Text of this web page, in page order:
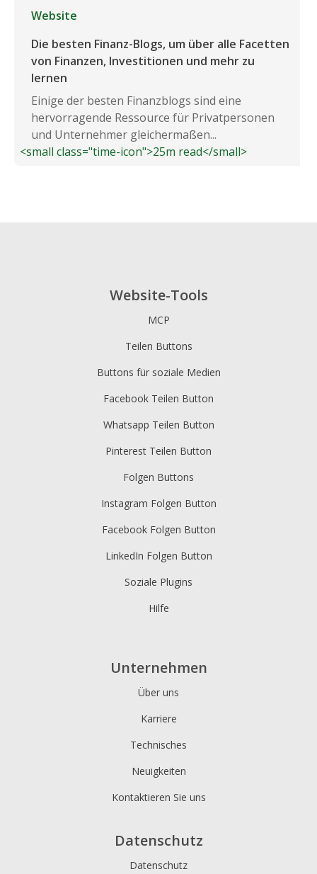
Website
Die besten Finanz-Blogs, um über alle Facetten
von Finanzen, Investitionen und mehr zu
lernen
Einige der besten Finanzblogs sind eine
hervorragende Ressource für Privatpersonen
und Unternehmer gleichermaßen...
<small class="time-icon">25m read</small>
Website-Tools
MCP
Teilen Buttons
Buttons für soziale Medien
Facebook Teilen Button
Whatsapp Teilen Button
Pinterest Teilen Button
Folgen Buttons
Instagram Folgen Button
Facebook Folgen Button
LinkedIn Folgen Button
Soziale Plugins
Hilfe
Unternehmen
Über uns
Karriere
Technisches
Neuigkeiten
Kontaktieren Sie uns
Datenschutz
Datenschutz